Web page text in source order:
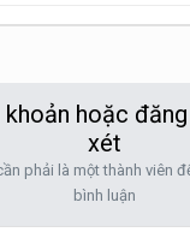
hoặc đăng
xét
phải là một thành viên
bình luận